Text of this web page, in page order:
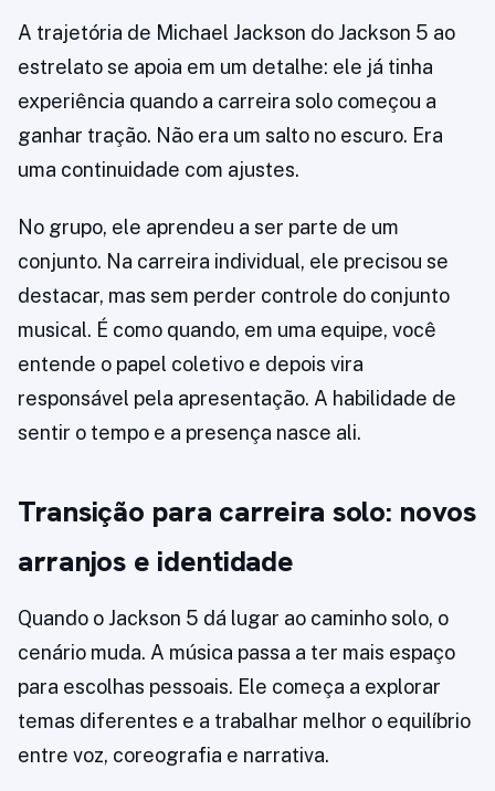
A trajetória de Michael Jackson do Jackson 5 ao
estrelato se apoia em um detalhe: ele já tinha
experiência quando a carreira solo começou a
ganhar tração. Não era um salto no escuro. Era
uma continuidade com ajustes.
No grupo, ele aprendeu a ser parte de um
conjunto. Na carreira individual, ele precisou se
destacar, mas sem perder controle do conjunto
musical. É como quando, em uma equipe, você
entende o papel coletivo e depois vira
responsável pela apresentação. A habilidade de
sentir o tempo e a presença nasce ali.
Transição para carreira solo: novos
arranjos e identidade
Quando o Jackson 5 dá lugar ao caminho solo, o
cenário muda. A música passa a ter mais espaço
para escolhas pessoais. Ele começa a explorar
temas diferentes e a trabalhar melhor o equilíbrio
entre voz, coreografia e narrativa.